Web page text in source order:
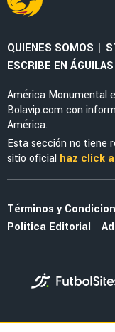
LEAGUES CUP 2026
Óscar Perea y
de América en